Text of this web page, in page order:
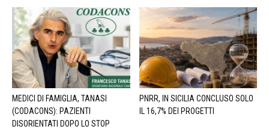
MEDICI DI FAMIGLIA, TANASI
(CODACONS): PAZIENTI
DISORIENTATI DOPO LO STOP
PNRR, IN SICILIA CONCLUSO SOLO
IL 16,7% DEI PROGETTI